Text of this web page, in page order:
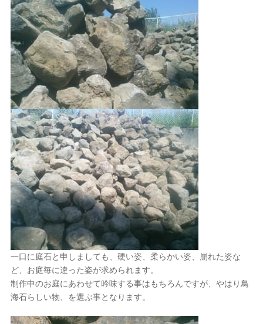
一口に庭石と申しましても、硬い姿、柔らかい姿、崩れた姿な
ど、お庭毎に違った姿が求められます。
制作中のお庭にあわせて吟味する事はもちろんですが、やはり鳥
海石らしい物、を選ぶ事となります。